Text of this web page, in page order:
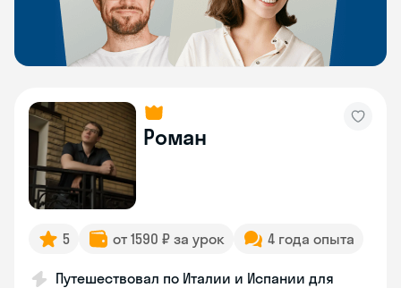
Роман
5 от 1590 ₽ за урок 4 года опыта
Путешествовал по Италии и Испании для